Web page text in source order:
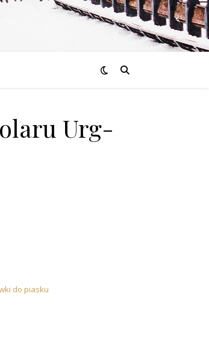
Urg-
do piasku